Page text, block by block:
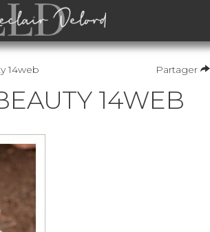
Partager
14web
14WEB